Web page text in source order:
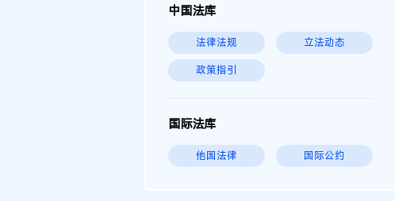
中国法库
法律法规 立法动态
政策指引
国际法库
他国法律 国际公约